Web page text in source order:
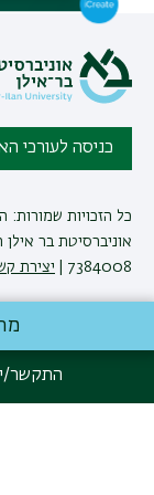
כניסה לעורכי
כל הזכויות
7384008 |
יצירת
Emarker קידום אתרים
התקשר/י